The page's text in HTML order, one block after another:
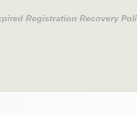
Registration Recovery